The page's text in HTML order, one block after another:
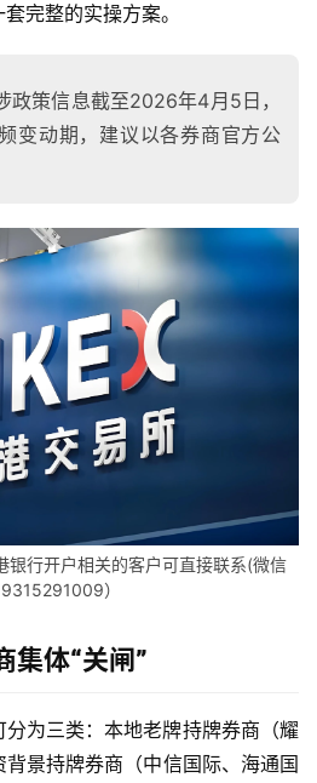
完整的实操方案。
政策信息截至2026年4月5日，
变动期，建议以各券商官方公
银行开户相关的客户可直接联系(微信
）
集体“关闸”
为三类：本地老牌持牌券商（耀
景持牌券商（中信国际、海通国